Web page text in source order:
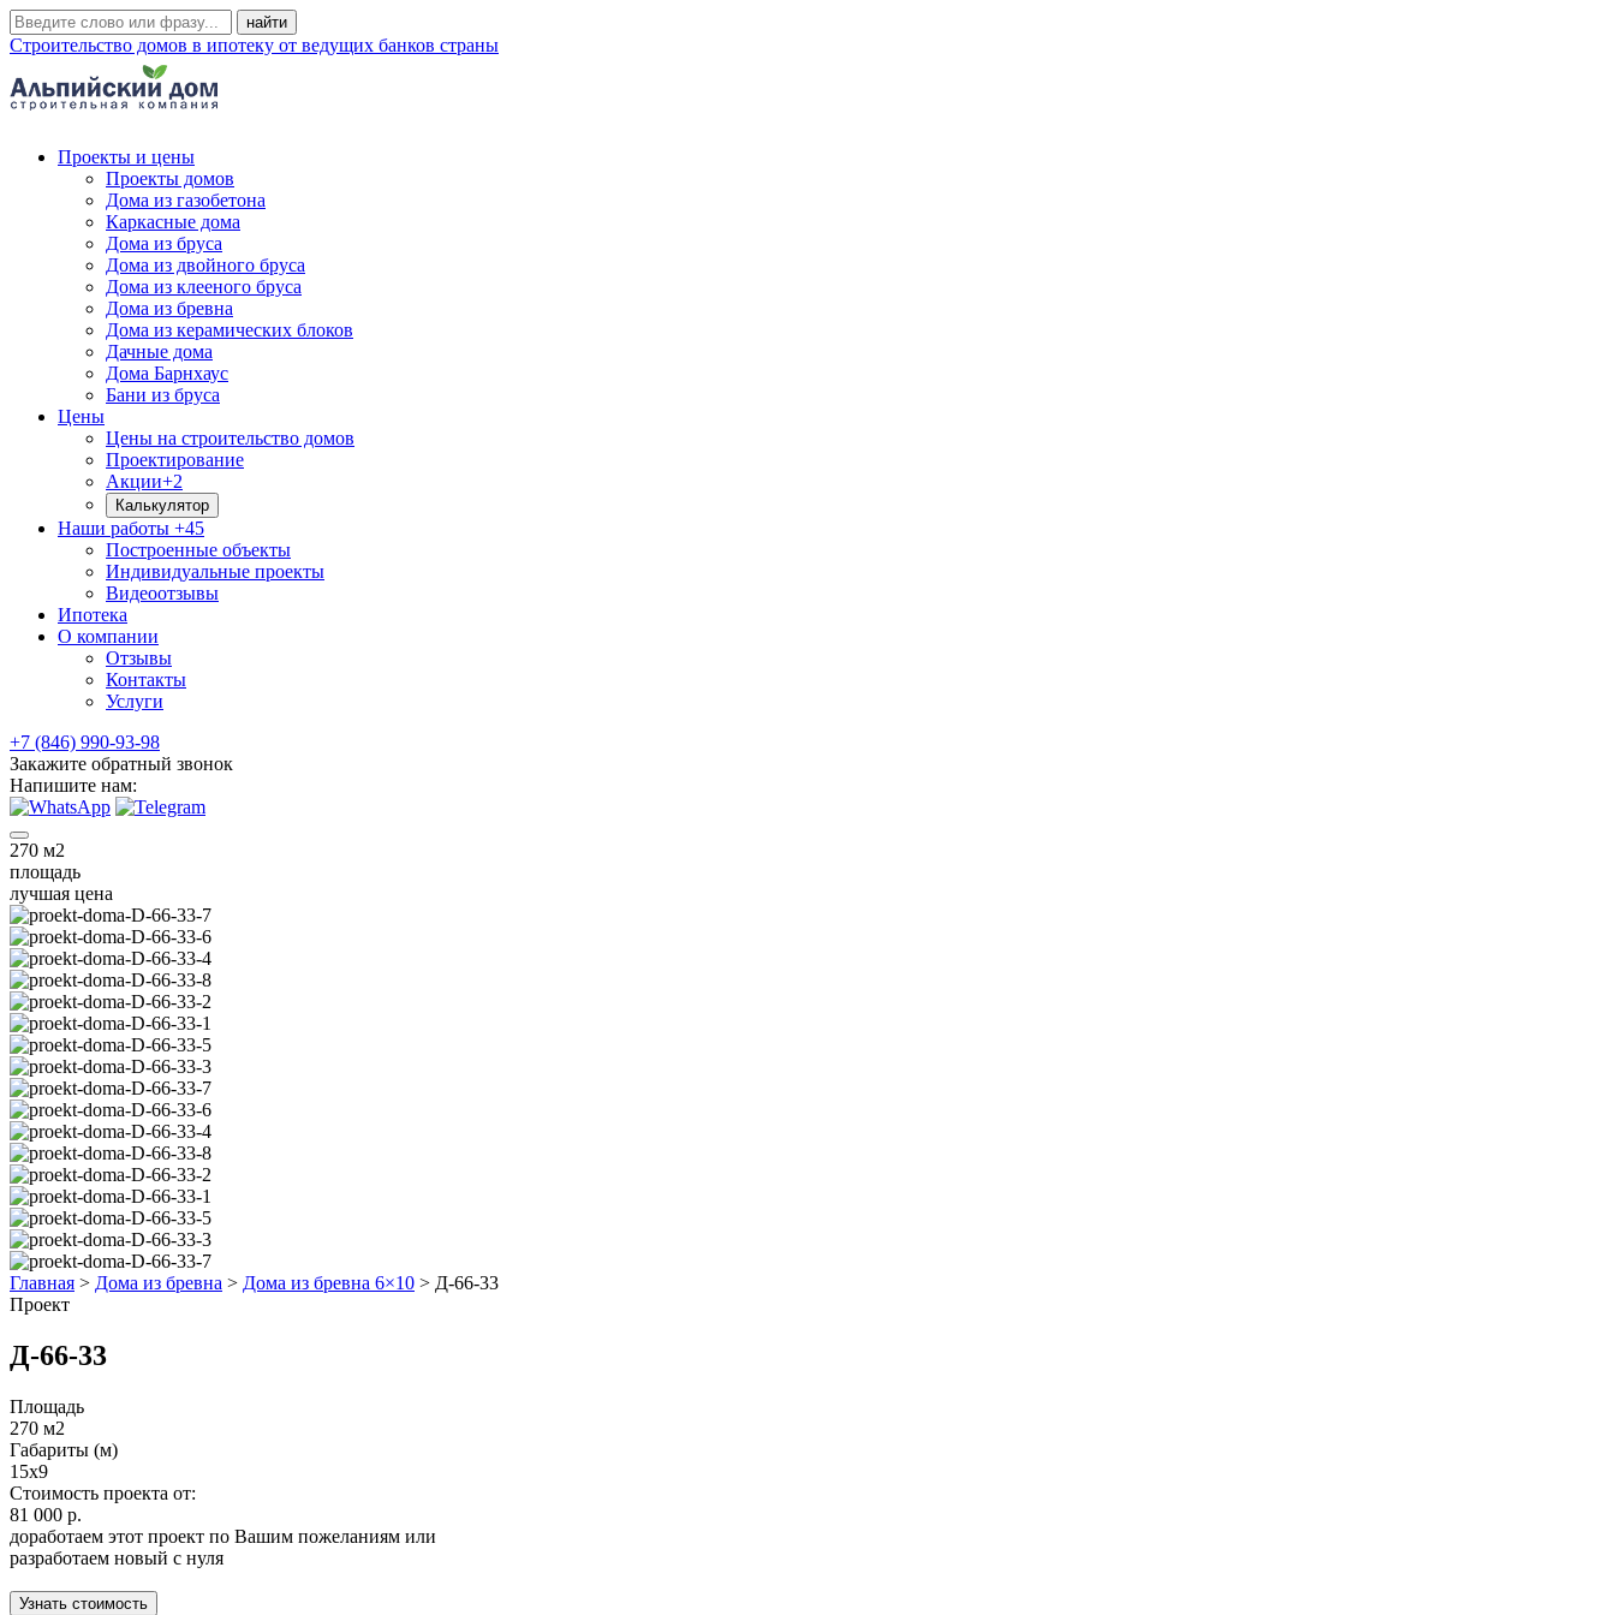
Строительство домов в ипотеку от ведущих банков страны
Проекты и цены
Проекты домов
Дома из газобетона
Каркасные дома
Дома из бруса
Дома из двойного бруса
Дома из клееного бруса
Дома из бревна
Дома из керамических блоков
Дачные дома
Дома Барнхаус
Бани из бруса
Цены
Цены на строительство домов
Проектирование
Акции+2
Калькулятор
Наши работы +45
Построенные объекты
Индивидуальные проекты
Видеоотзывы
Ипотека
О компании
Отзывы
Контакты
Услуги
+7 (846) 990-93-98
Закажите обратный звонок
Напишите нам:
270 м2
площадь
лучшая цена
Главная > Дома из бревна > Дома из бревна 6×10 > Д-66-33
Проект
Д-66-33
Площадь
270 м2
Габариты (м)
15x9
Стоимость проекта от:
81 000 р.
доработаем этот проект по Вашим пожеланиям или
разработаем новый с нуля
Узнать стоимость